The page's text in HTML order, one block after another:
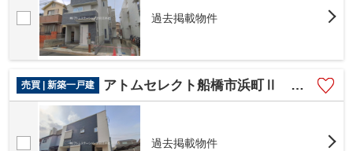
過去掲載物件
売買 | 新築一戸建 アトムセレクト船橋市浜町Ⅱ １号棟
過去掲載物件